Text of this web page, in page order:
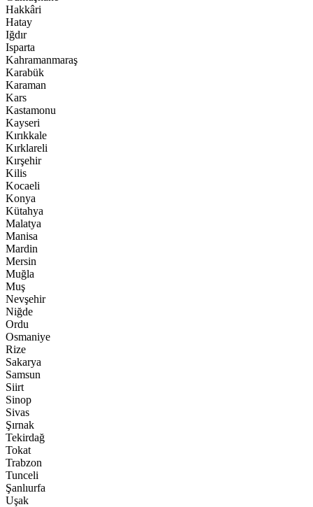
Hakkâri
Hatay
Iğdır
Isparta
Kahramanmaraş
Karabük
Karaman
Kars
Kastamonu
Kayseri
Kırıkkale
Kırklareli
Kırşehir
Kilis
Kocaeli
Konya
Kütahya
Malatya
Manisa
Mardin
Mersin
Muğla
Muş
Nevşehir
Niğde
Ordu
Osmaniye
Rize
Sakarya
Samsun
Siirt
Sinop
Sivas
Şırnak
Tekirdağ
Tokat
Trabzon
Tunceli
Şanlıurfa
Uşak